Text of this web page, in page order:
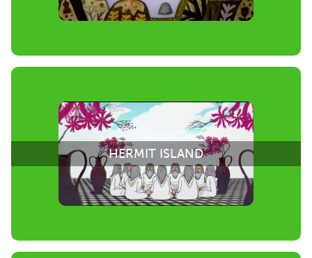
HERMIT ISLAND